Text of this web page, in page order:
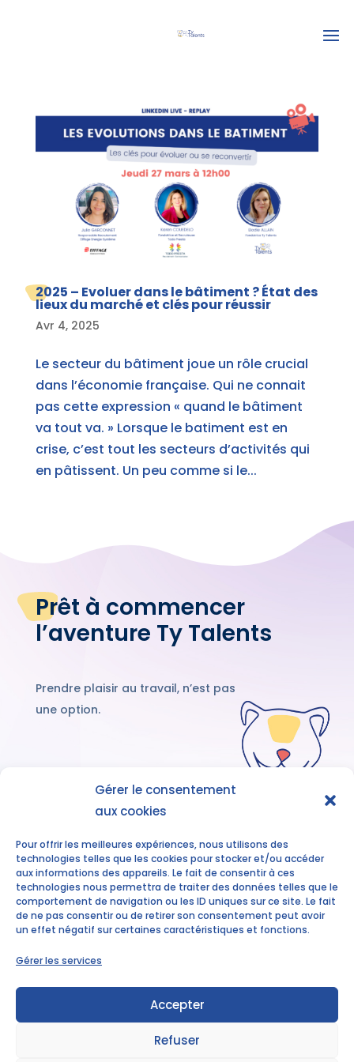
Gérer le consentement
aux cookies
Pour offrir les meilleures expériences, nous utilisons des
technologies telles que les cookies pour stocker et/ou accéder
aux informations des appareils. Le fait de consentir à ces
technologies nous permettra de traiter des données telles que le
comportement de navigation ou les ID uniques sur ce site. Le fait
de ne pas consentir ou de retirer son consentement peut avoir
un effet négatif sur certaines caractéristiques et fonctions.
Gérer les services
Accepter
Refuser
2025 – Evoluer dans le bâtiment ? État des
lieux du marché et clés pour réussir
Avr 4, 2025
Le secteur du bâtiment joue un rôle crucial
dans l’économie française. Qui ne connait
pas cette expression « quand le bâtiment
va tout va. » Lorsque le batiment est en
crise, c’est tout les secteurs d’activités qui
en pâtissent. Un peu comme si le...
Prêt à commencer
l’aventure Ty Talents
Prendre plaisir au travail, n’est pas
une option.
Découvrez nos
accompagnements
elodie.allain@tytalents.fr
Mentions légales
Politique de confidentialité